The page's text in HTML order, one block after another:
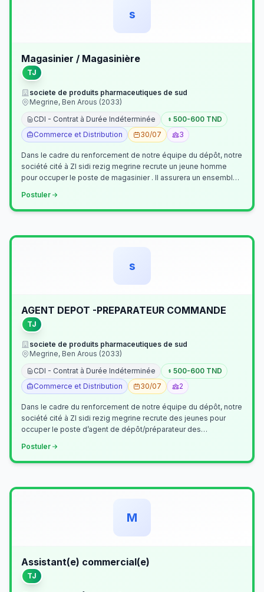
s
Magasinier / Magasinière
TJ
societe de produits pharmaceutiques de sud
Megrine, Ben Arous (2033)
CDI - Contrat à Durée Indéterminée
500-600 TND
Commerce et Distribution
30/07 3
Dans le cadre du renforcement de notre équipe du dépôt, notre
société cité à ZI sidi rezig megrine recrute un jeune homme
pour occuper le poste de magasinier . Il assurera un ensemble
Postuler
s
AGENT DEPOT -PREPARATEUR COMMANDE
TJ
societe de produits pharmaceutiques de sud
Megrine, Ben Arous (2033)
CDI - Contrat à Durée Indéterminée
500-600 TND
Commerce et Distribution
30/07 2
Dans le cadre du renforcement de notre équipe du dépôt, notre
société cité à ZI sidi rezig megrine recrute des jeunes pour
occuper le poste d’agent de dépôt/préparateur des
Postuler
M
Assistant(e) commercial(e)
TJ